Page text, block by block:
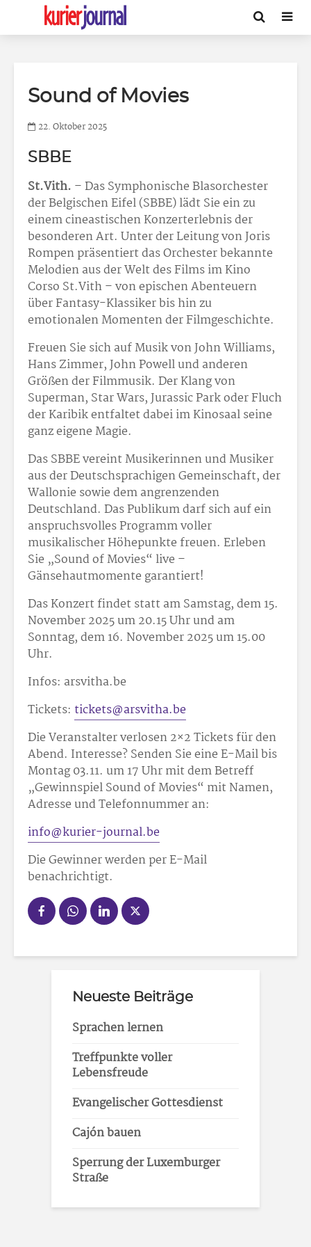
Sound of Movies
22. Oktober 2025
SBBE
St.Vith. – Das Symphonische Blasorchester
der Belgischen Eifel (SBBE) lädt Sie ein zu
einem cineastischen Konzerterlebnis der
besonderen Art. Unter der Leitung von Joris
Rompen präsentiert das Orchester bekannte
Melodien aus der Welt des Films im Kino
Corso St.Vith – von epischen Abenteuern
über Fantasy-Klassiker bis hin zu
emotionalen Momenten der Filmgeschichte.
Freuen Sie sich auf Musik von John Williams,
Hans Zimmer, John Powell und anderen
Größen der Filmmusik. Der Klang von
Superman, Star Wars, Jurassic Park oder Fluch
der Karibik entfaltet dabei im Kinosaal seine
ganz eigene Magie.
Das SBBE vereint Musikerinnen und Musiker
aus der Deutschsprachigen Gemeinschaft, der
Wallonie sowie dem angrenzenden
Deutschland. Das Publikum darf sich auf ein
anspruchsvolles Programm voller
musikalischer Höhepunkte freuen. Erleben
Sie „Sound of Movies“ live –
Gänsehautmomente garantiert!
Das Konzert findet statt am Samstag, dem 15.
November 2025 um 20.15 Uhr und am
Sonntag, dem 16. November 2025 um 15.00
Uhr.
Infos: arsvitha.be
Tickets: tickets@arsvitha.be
Die Veranstalter verlosen 2×2 Tickets für den
Abend. Interesse? Senden Sie eine E-Mail bis
Montag 03.11. um 17 Uhr mit dem Betreff
„Gewinnspiel Sound of Movies“ mit Namen,
Adresse und Telefonnummer an:
info@kurier-journal.be
Die Gewinner werden per E-Mail
benachrichtigt.
Neueste Beiträge
Sprachen lernen
Treffpunkte voller
Lebensfreude
Evangelischer Gottesdienst
Cajón bauen
Sperrung der Luxemburger
Straße